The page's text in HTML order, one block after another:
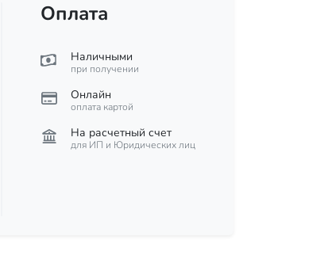
Оплата
Наличными
при получении
Онлайн
оплата картой
На расчетный счет
для ИП и Юридических лиц